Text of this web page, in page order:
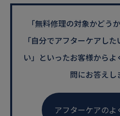
「無料修理の対象かどう
「自分でアフターケアし
い」といったお客様からよ
問にお答えし
アフターケアのよ